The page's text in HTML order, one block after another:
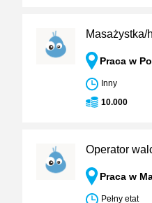
Masażystka/
Praca w
Inny
10.000
Operator
Praca w
Pełny etat